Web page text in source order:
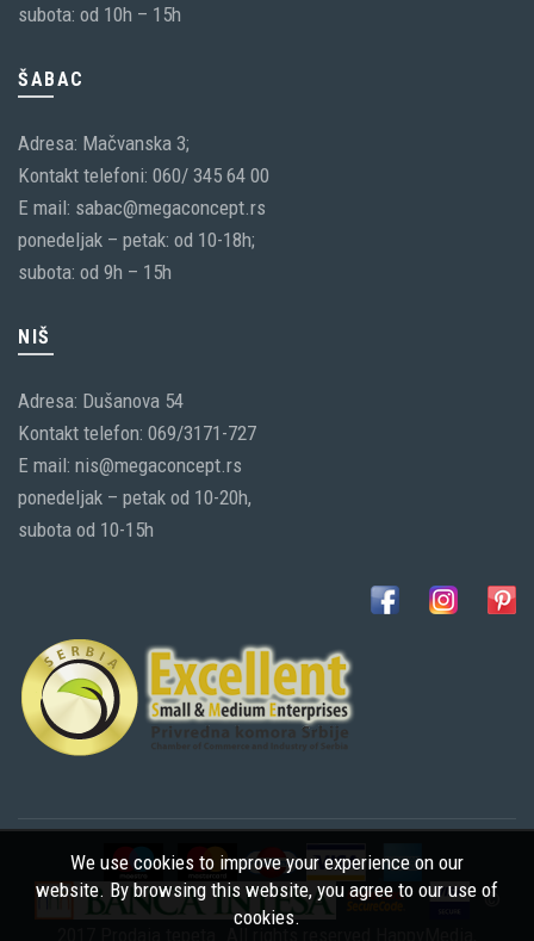
subota: od 10h – 15h
ŠABAC
Adresa: Mačvanska 3;
Kontakt telefoni: 060/ 345 64 00
E mail: sabac@megaconcept.rs
ponedeljak – petak: od 10-18h;
subota: od 9h – 15h
NIŠ
Adresa: Dušanova 54
Kontakt telefon: 069/3171-727
E mail: nis@megaconcept.rs
ponedeljak – petak od 10-20h,
subota od 10-15h
©
We use cookies to improve your experience on our
website. By browsing this website, you agree to our use of
cookies.